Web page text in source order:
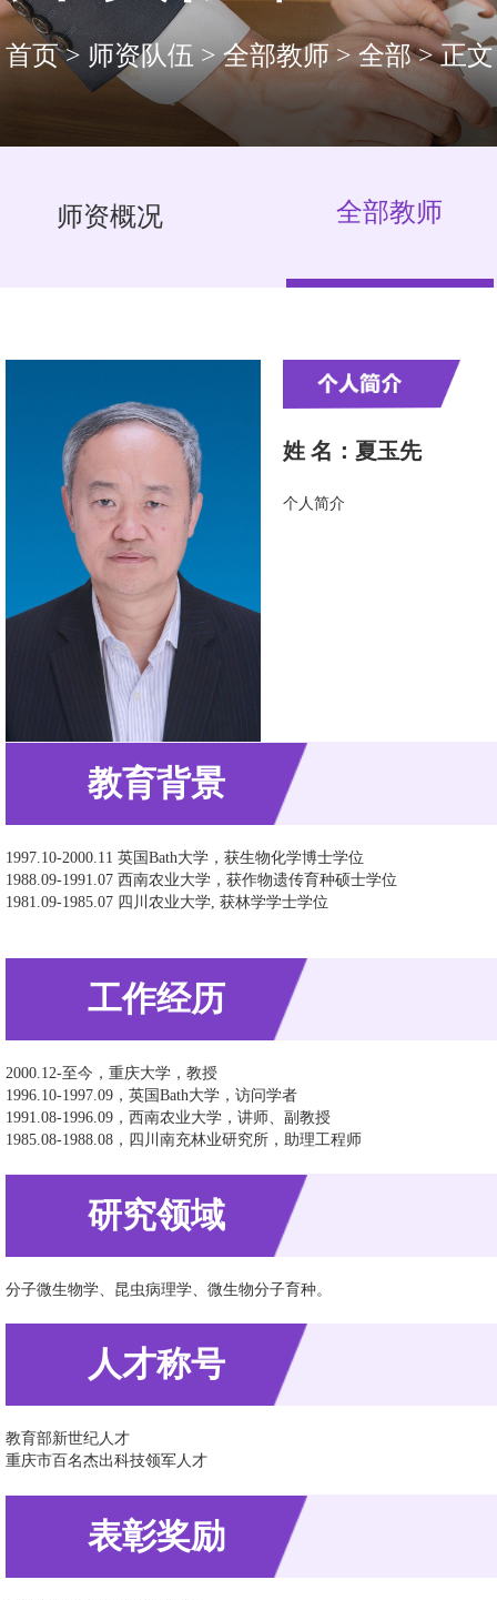
首页> 师资队伍>全部教师> 全部>正文
师资概况 全部教师
姓 名：夏玉先
个人简介
教育背景
1997.10-2000.11 英国Bath大学，获生物化学博士学位
1988.09-1991.07 西南农业大学，获作物遗传育种硕士学位
1981.09-1985.07 四川农业大学, 获林学学士学位
工作经历
2000.12-至今，重庆大学，教授
1996.10-1997.09，英国Bath大学，访问学者
1991.08-1996.09，西南农业大学，讲师、副教授
1985.08-1988.08，四川南充林业研究所，助理工程师
研究领域
分子微生物学、昆虫病理学、微生物分子育种。
人才称号
教育部新世纪人才
重庆市百名杰出科技领军人才
表彰奖励